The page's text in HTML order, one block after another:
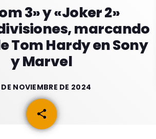
PAZ 3» y «Joker 2»
marcando
Tom Hardy en Sony
y Marvel
NOVIEMBRE DE 2024
share
email